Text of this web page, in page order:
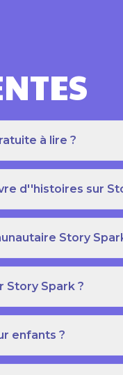
à lire ?
d''histoires sur
Story
Story Spark ?
enfants ?